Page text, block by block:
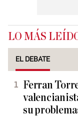
LO MÁS
EL DEBATE
Ferran
su